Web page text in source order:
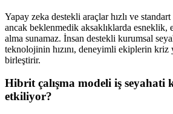
Yapay zeka destekli araçlar hızlı ve
ancak beklenmedik aksaklıklarda esneklik,
alma sunamaz. İnsan destekli kurumsal
teknolojinin hızını, deneyimli ekiplerin
birleştirir.
Hibrit çalışma modeli iş seyahati
etkiliyor?